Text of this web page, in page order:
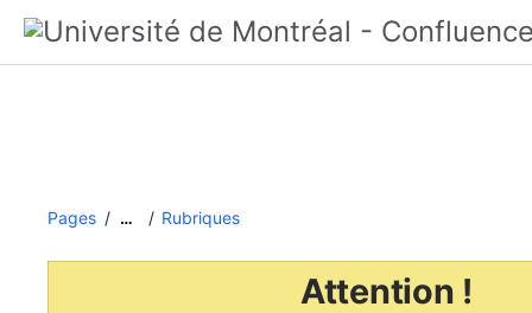
Pages … Rubriques
Attention !